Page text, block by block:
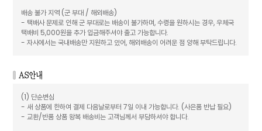
배송 불가 지역 (군 부대 / 해외배송)
- 택배사 문제로 인해 군 부대로는 배송이 불가하며, 수령을 원하시는 경우, 우체국
택배비 5,000원을 추가 입금해주셔야 출고 가능합니다.
- 자사에서는 국내배송만 지원하고 있어, 해외배송이 어려운 점 양해 부탁드립니다.
(1) 단순변심
- 새 상품에 한하여 결제 다음날로부터 7일 이내 가능합니다. (사은품 반납 필요)
- 교환/반품 상품 왕복 배송비는 고객님께서 부담하셔야 합니다.